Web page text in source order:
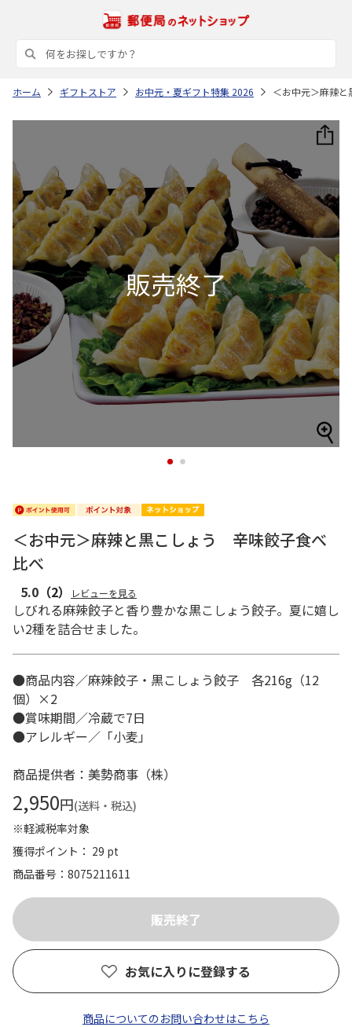
ホーム ギフトストア お中元・夏ギフト特集 2026 ＜お中元＞麻辣
1 2
＜お中元＞麻辣と黒こしょう 辛味餃子食べ
比べ
5.0 （2） レビューを見る
しびれる麻辣餃子と香り豊かな黒こしょう餃子。夏に嬉し
い2種を詰合せました。
●商品内容／麻辣餃子・黒こしょう餃子 各216g（12
個）×2
●賞味期間／冷蔵で7日
●アレルギー／「小麦」
商品提供者：美勢商事（株）
2,950円(送料・税込)
※軽減税率対象
獲得ポイント： 29 pt
商品番号
8075211611
お気に入りに登録する
商品についてのお問い合わせはこちら